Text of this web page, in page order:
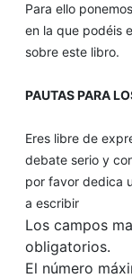
Para ello
en la que podéis
sobre este libro.
PAUTAS PARA
Eres libre de
debate serio y
por favor dedica
a escribir
Los campos
obligatorios.
El número